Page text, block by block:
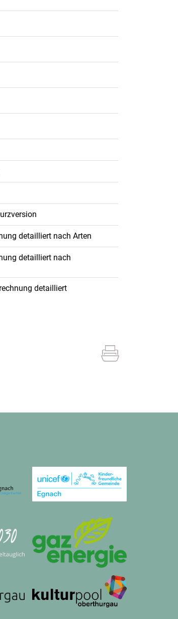
detailliert nach Arten
detailliert nach
detailliert